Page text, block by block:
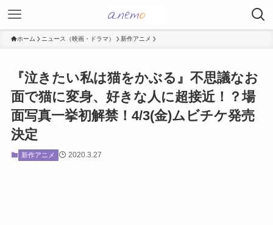
ホーム ニュース（映画・ドラマ） 新作アニメ
『泣きたい私は猫をかぶる』不思議なお
面で猫に変身、好きな人に超接近！？場
面写真一挙初解禁！4/3(金)ムビチケ発売
決定
新作アニメ 2020.3.27